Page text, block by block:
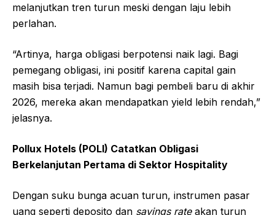
melanjutkan tren turun meski dengan laju lebih
perlahan.
“Artinya, harga obligasi berpotensi naik lagi. Bagi
pemegang obligasi, ini positif karena capital gain
masih bisa terjadi. Namun bagi pembeli baru di akhir
2026, mereka akan mendapatkan yield lebih rendah,”
jelasnya.
Pollux Hotels (POLI) Catatkan Obligasi
Berkelanjutan Pertama di Sektor Hospitality
Dengan suku bunga acuan turun, instrumen pasar
uang seperti deposito dan savings rate akan turun